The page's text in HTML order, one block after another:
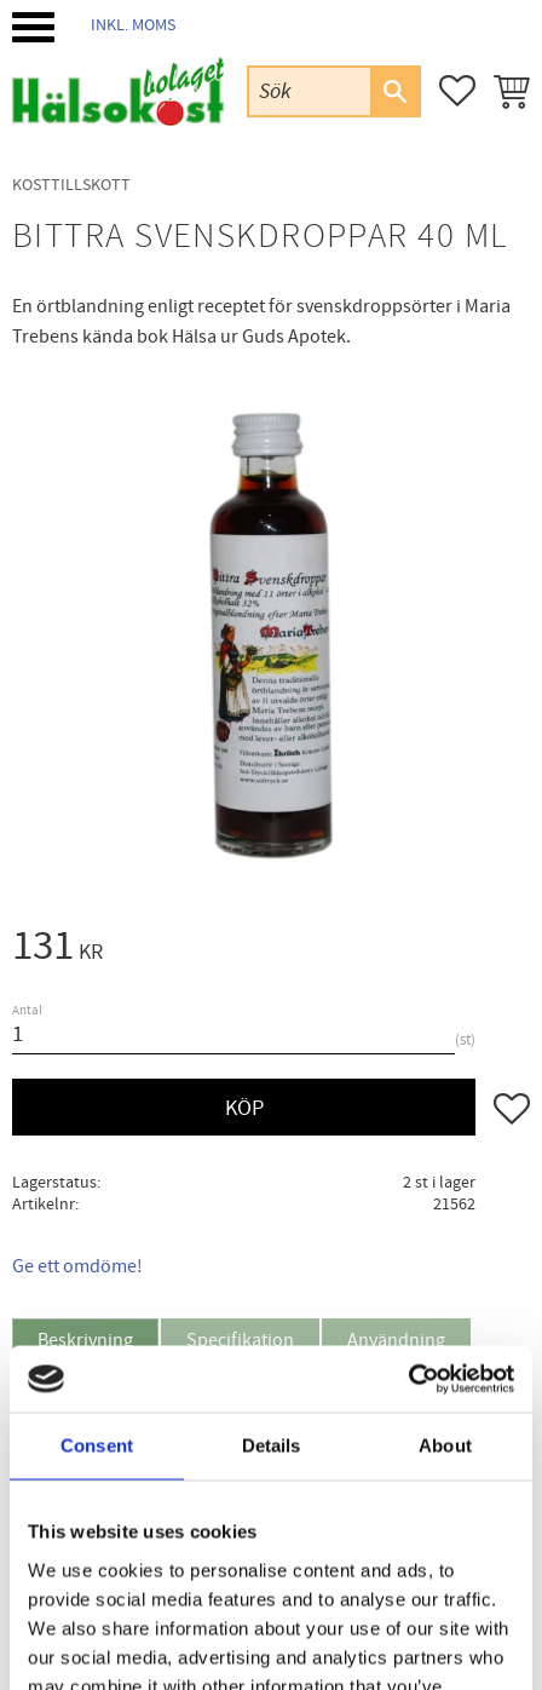
Consent Details About
This website uses cookies
We use cookies to personalise content and ads, to
provide social media features and to analyse our traffic.
We also share information about your use of our site with
our social media, advertising and analytics partners who
may combine it with other information that you’ve
INKL. MOMS
KOSTTILLSKOTT
BITTRA SVENSKDROPPAR 40 ML
En örtblandning enligt receptet för svenskdroppsörter i Maria
Trebens kända bok Hälsa ur Guds Apotek.
131 KR
Antal
st
KÖP Lägg
Lagerstatus
2 st i lager
Artikelnr
21562
Ge ett omdöme!
Beskrivning Specifikation Användning
Maria Trebens kända bok Hälsa ur Guds Apotek
. Kallas
också för Schweden bitter eller Schweden kräuter.
Man kan ta en tesked Svenskdroppar, gärna blandad med
kroppens välbefinnande ökar.
Observera att flytande Bittra Svenskdroppar innehåller
32% alkohol och bör därför undvikas av personer med